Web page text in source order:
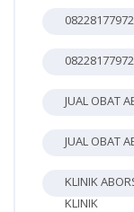
JUAL OBAT
JUAL OBAT
KLINIK
KLINIK